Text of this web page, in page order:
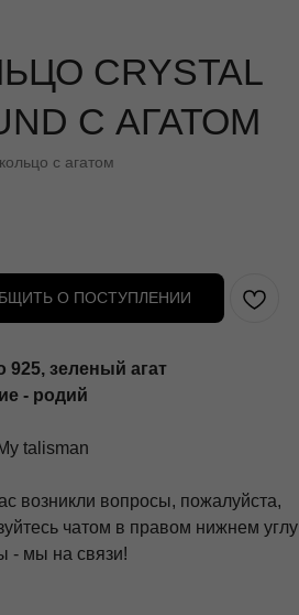
CRYSTAL
С АГАТОМ
с агатом
О ПОСТУПЛЕНИИ
925, зеленый агат
- родий
talisman
возникли вопросы, пожалуйста,
чатом в правом нижнем углу
- мы на связи!